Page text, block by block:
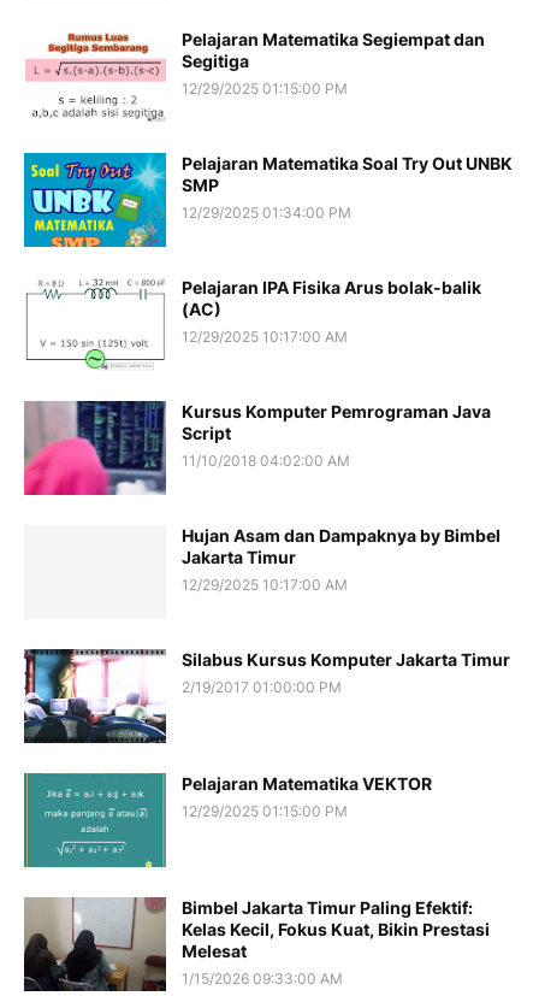
Pelajaran Matematika Segiempat dan
Segitiga
12/29/2025 01:15:00 PM
Pelajaran Matematika Soal Try Out UNBK
SMP
12/29/2025 01:34:00 PM
Pelajaran IPA Fisika Arus bolak-balik
(AC)
12/29/2025 10:17:00 AM
Kursus Komputer Pemrograman Java
Script
11/10/2018 04:02:00 AM
Hujan Asam dan Dampaknya by Bimbel
Jakarta Timur
12/29/2025 10:17:00 AM
Silabus Kursus Komputer Jakarta Timur
2/19/2017 01:00:00 PM
Pelajaran Matematika VEKTOR
12/29/2025 01:15:00 PM
Bimbel Jakarta Timur Paling Efektif:
Kelas Kecil, Fokus Kuat, Bikin Prestasi
Melesat
1/15/2026 09:33:00 AM